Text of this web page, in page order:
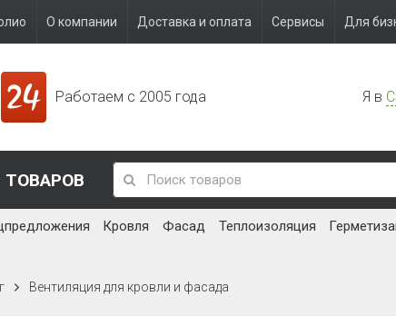
О компании Доставка и оплата Сервисы Для
Работаем с 2005 года Я в
ТОВАРОВ
Кровля Фасад Теплоизоляция
Вентиляция для кровли и фасада